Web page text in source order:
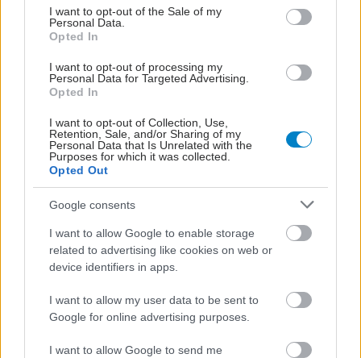
consent section.
I want to opt-out of the Sale of my
Personal Data.
Opted In
I want to opt-out of processing my
Personal Data for Targeted Advertising.
Opted In
I want to opt-out of Collection, Use,
Retention, Sale, and/or Sharing of my
Personal Data that Is Unrelated with the
Purposes for which it was collected.
Opted Out
Google consents
I want to allow Google to enable storage
related to advertising like cookies on web or
device identifiers in apps.
I want to allow my user data to be sent to
Google for online advertising purposes.
I want to allow Google to send me